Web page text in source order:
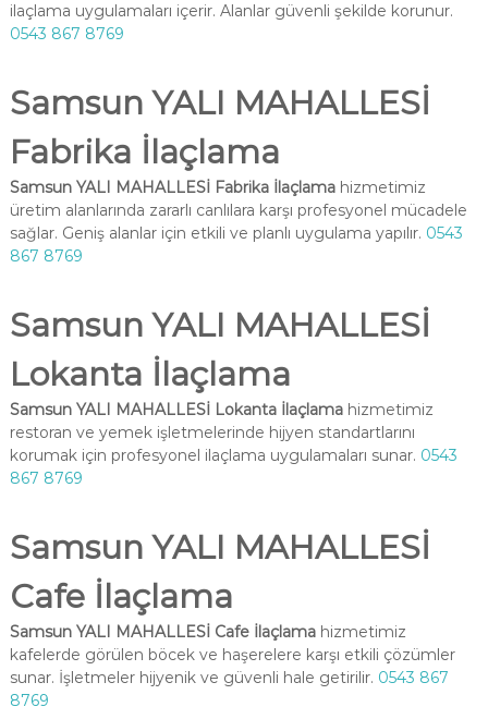
ilaçlama uygulamaları içerir. Alanlar güvenli şekilde korunur.
0543 867 8769
Samsun YALI MAHALLESİ
Fabrika İlaçlama
Samsun YALI MAHALLESİ Fabrika İlaçlamahizmetimiz
üretim alanlarında zararlı canlılara karşı profesyonel mücadele
sağlar. Geniş alanlar için etkili ve planlı uygulama yapılır. 0543
867 8769
Samsun YALI MAHALLESİ
Lokanta İlaçlama
Samsun YALI MAHALLESİ Lokanta İlaçlamahizmetimiz
restoran ve yemek işletmelerinde hijyen standartlarını
korumak için profesyonel ilaçlama uygulamaları sunar. 0543
867 8769
Samsun YALI MAHALLESİ
Cafe İlaçlama
Samsun YALI MAHALLESİ Cafe İlaçlamahizmetimiz
kafelerde görülen böcek ve haşerelere karşı etkili çözümler
sunar. İşletmeler hijyenik ve güvenli hale getirilir. 0543 867
8769